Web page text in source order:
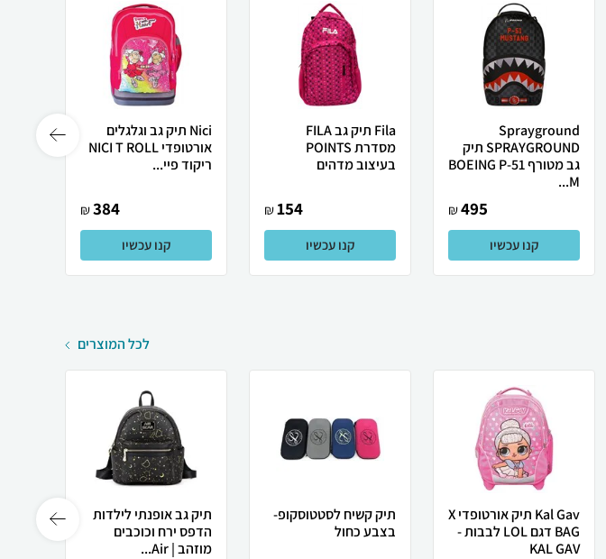
Sprayground
SPRAYGROUND תיק
גב מטורף BOEING P-51
M...
495
₪
קנו עכשיו
Fila תיק גב FILA
מסדרת POINTS
בעיצוב מדהים
154
₪
קנו עכשיו
Nici תיק גב וגלגלים
אורטופדי NICI T ROLL
ריקוד פיי...
384
₪
קנו עכשיו
לכל המוצרים
Kal Gav תיק אורטופדי X
BAG דגם LOL לבבות -
KAL GAV
תיק קשיח לסטטוסקופ-
בצבע כחול
תיק גב אופנתי לילדות
הדפס ירח וכוכבים
מוזהב | Air...